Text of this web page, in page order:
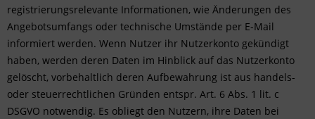
registrierungsrelevante Informationen, wie Änderungen des
Angebotsumfangs oder technische Umstände per E-Mail
informiert werden. Wenn Nutzer ihr Nutzerkonto gekündigt
haben, werden deren Daten im Hinblick auf das Nutzerkonto
gelöscht, vorbehaltlich deren Aufbewahrung ist aus handels-
oder steuerrechtlichen Gründen entspr. Art. 6 Abs. 1 lit. c
DSGVO notwendig. Es obliegt den Nutzern, ihre Daten bei